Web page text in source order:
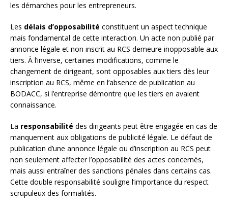
les démarches pour les entrepreneurs.
Les délais d’opposabilité constituent un aspect technique
mais fondamental de cette interaction. Un acte non publié par
annonce légale et non inscrit au RCS demeure inopposable aux
tiers. À l’inverse, certaines modifications, comme le
changement de dirigeant, sont opposables aux tiers dès leur
inscription au RCS, même en l’absence de publication au
BODACC, si l’entreprise démontre que les tiers en avaient
connaissance.
La responsabilité des dirigeants peut être engagée en cas de
manquement aux obligations de publicité légale. Le défaut de
publication d’une annonce légale ou d’inscription au RCS peut
non seulement affecter l’opposabilité des actes concernés,
mais aussi entraîner des sanctions pénales dans certains cas.
Cette double responsabilité souligne l’importance du respect
scrupuleux des formalités.